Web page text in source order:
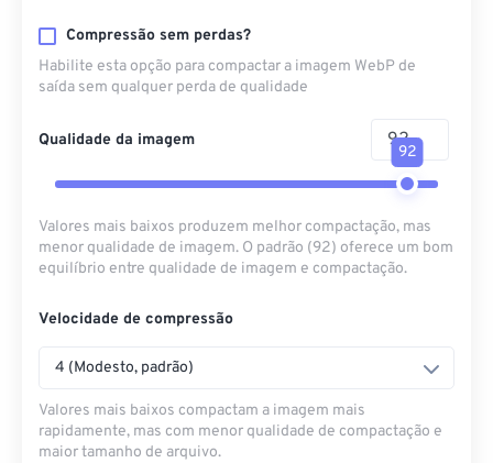
Compressão sem perdas?
Habilite esta opção para compactar a imagem WebP de
saída sem qualquer perda de qualidade
Qualidade da imagem
92
Valores mais baixos produzem melhor compactação, mas
menor qualidade de imagem. O padrão (92) oferece um bom
equilíbrio entre qualidade de imagem e compactação.
Velocidade de compressão
4 (Modesto, padrão)
Valores mais baixos compactam a imagem mais
rapidamente, mas com menor qualidade de compactação e
maior tamanho de arquivo.